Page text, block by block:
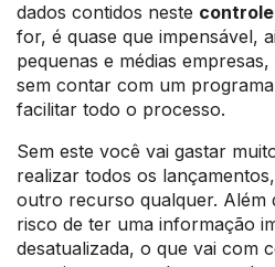
dados contidos neste
for, é quase que impensável,
pequenas e médias
sem contar com um
facilitar todo o processo.
Sem este você vai gastar
realizar todos os
outro recurso qualquer. Além
risco de ter uma informação
desatualizada, o que vai com